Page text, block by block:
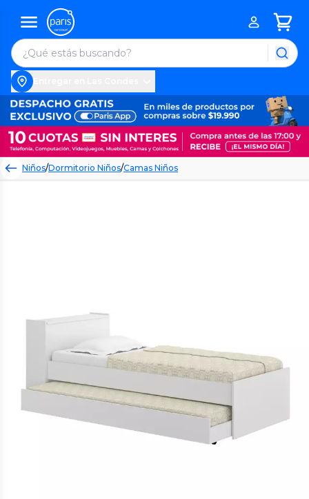
Niños/Dormitorio Niños/Camas Niños